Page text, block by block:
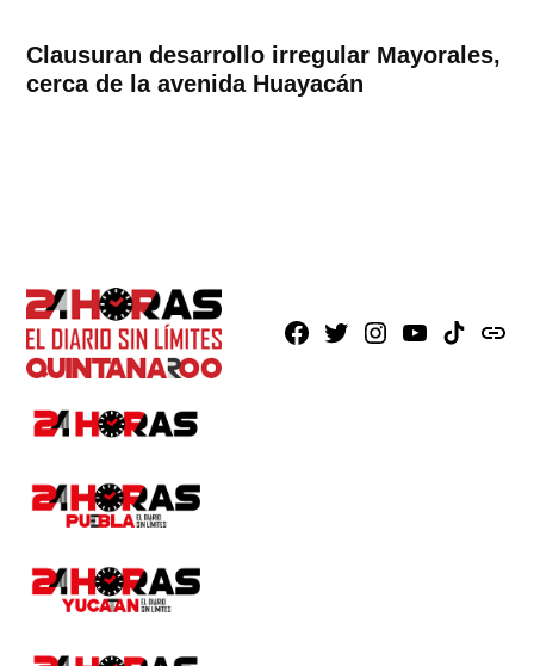
Clausuran desarrollo irregular Mayorales,
cerca de la avenida Huayacán
Facebook
X Instagram
YoutubeTikTokissuu